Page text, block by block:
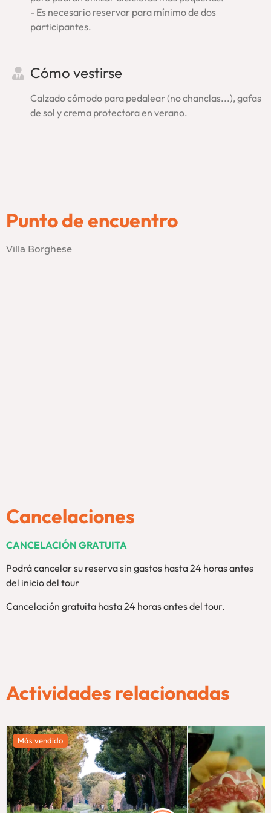
- Es necesario reservar para mínimo de dos
participantes.
Cómo vestirse
Calzado cómodo para pedalear (no chanclas...), gafas
de sol y crema protectora en verano.
Punto de encuentro
Villa Borghese
Cancelaciones
CANCELACIÓN GRATUITA
Podrá cancelar su reserva sin gastos hasta 24 horas antes
del inicio del tour
Cancelación gratuita hasta 24 horas antes del tour.
Actividades relacionadas
Más vendido